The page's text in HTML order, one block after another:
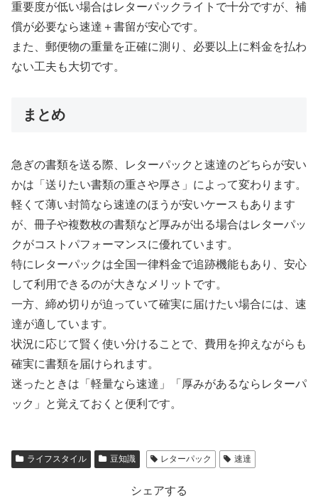
重要度が低い場合はレターパックライトで十分ですが、補
償が必要なら速達＋書留が安心です。
また、郵便物の重量を正確に測り、必要以上に料金を払わ
ない工夫も大切です。
まとめ
急ぎの書類を送る際、レターパックと速達のどちらが安い
かは「送りたい書類の重さや厚さ」によって変わります。
軽くて薄い封筒なら速達のほうが安いケースもあります
が、冊子や複数枚の書類など厚みが出る場合はレターパッ
クがコストパフォーマンスに優れています。
特にレターパックは全国一律料金で追跡機能もあり、安心
して利用できるのが大きなメリットです。
一方、締め切りが迫っていて確実に届けたい場合には、速
達が適しています。
状況に応じて賢く使い分けることで、費用を抑えながらも
確実に書類を届けられます。
迷ったときは「軽量なら速達」「厚みがあるならレターパ
ック」と覚えておくと便利です。
ライフスタイル 豆知識 レターパック 速達
シェアする